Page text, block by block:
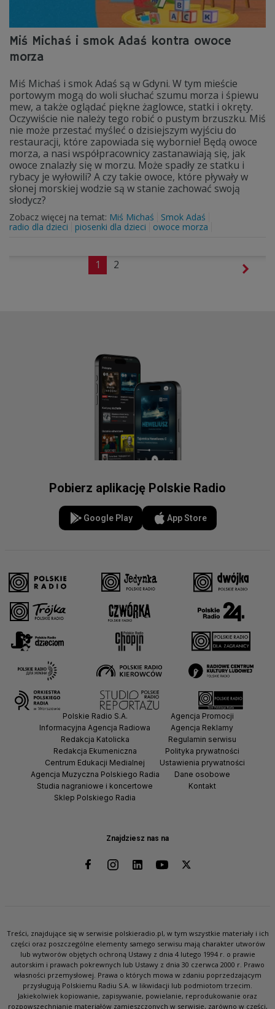
Miś Michaś i smok Adaś kontra owoce
morza
Miś Michaś i smok Adaś są w Gdyni. W tym mieście
portowym mogą do woli słuchać szumu morza i śpiewu
mew, a także oglądać piękne żaglowce, statki i okręty.
Oczywiście nie należy tego robić o pustym brzuszku. Miś
nie może przestać myśleć o dzisiejszym wyjściu do
restauracji, które zapowiada się wybornie! Będą owoce
morza, a nasi współpracownicy zastanawiają się, jak
owoce znalazły się w morzu. Może spadły ze statku i
rybacy je wyłowili? A czy takie owoce, które pływały w
słonej morskiej wodzie są w stanie zachować swoją
słodycz?
Zobacz więcej na temat: Miś Michaś
Smok Adaś
radio dla dzieci
piosenki dla dzieci owoce morza
1 2
Pobierz aplikację Polskie Radio
Google Play App Store
Znajdziesz nas na
Polskie Radio S.A.
Informacyjna Agencja Radiowa
Redakcja Katolicka
Redakcja Ekumeniczna
Centrum Edukacji Medialnej
Agencja Muzyczna Polskiego Radia
Studia nagraniowe i koncertowe
Sklep Polskiego Radia
Agencja Promocji
Agencja Reklamy
Regulamin serwisu
Polityka prywatności
Ustawienia prywatności
Dane osobowe
Kontakt
Treści, znajdujące się w serwisie polskieradio.pl, w tym wszystkie materiały i ich
części oraz poszczególne elementy samego serwisu mają charakter utworów
lub wytworów objętych ochroną Ustawy z dnia 4 lutego 1994 r. o prawie
autorskim i prawach pokrewnych lub Ustawy z dnia 30 czerwca 2000 r. Prawo
własności przemysłowej. Prawa o których mowa w zdaniu poprzedzającym
przysługują Polskiemu Radiu S.A. w likwidacji lub podmiotom trzecim.
Jakiekolwiek kopiowanie, zapisywanie, powielanie, reprodukowanie oraz
rozpowszechnianie materiałów zamieszczonych w serwisie, zarówno w części,